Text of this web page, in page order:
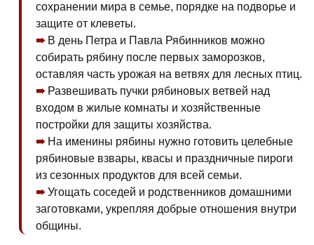
сохранении мира в семье, порядке на подворье и
защите от клеветы.
В день Петра и Павла Рябинников можно
собирать рябину после первых заморозков,
оставляя часть урожая на ветвях для лесных птиц.
Развешивать пучки рябиновых ветвей над
входом в жилые комнаты и хозяйственные
постройки для защиты хозяйства.
На именины рябины нужно готовить целебные
рябиновые взвары, квасы и праздничные пироги
из сезонных продуктов для всей семьи.
Угощать соседей и родственников домашними
заготовками, укрепляя добрые отношения внутри
общины.